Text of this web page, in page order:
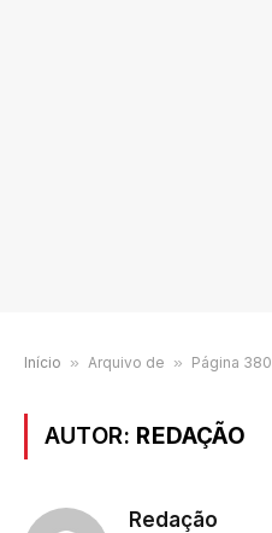
Início » Arquivo de » Página 380
AUTOR: REDAÇÃO
Redação